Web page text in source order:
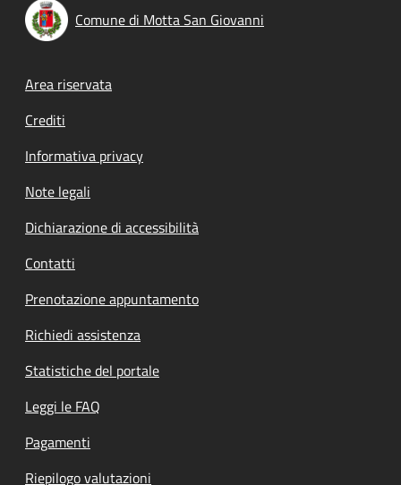
Comune di Motta San Giovanni
Footer menu
Area riservata
Crediti
Informativa privacy
Note legali
Dichiarazione di accessibilità
Contatti
Prenotazione appuntamento
Richiedi assistenza
Statistiche del portale
Leggi le FAQ
Pagamenti
Riepilogo valutazioni